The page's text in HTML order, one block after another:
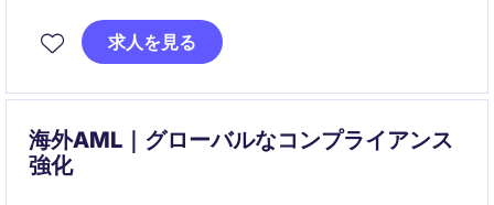
度な管理体制の構築にも関与いただきます。
求人を見る
海外AML｜グローバルなコンプライアンス
強化